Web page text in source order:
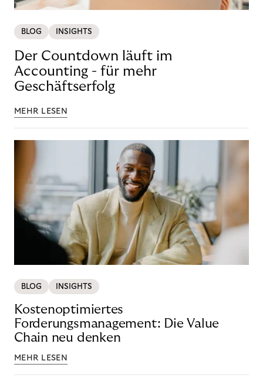
BLOG INSIGHTS
Der Countdown läuft im
Accounting - für mehr
Geschäftserfolg
MEHR LESEN
BLOG INSIGHTS
Kostenoptimiertes
Forderungsmanagement: Die Value
Chain neu denken
MEHR LESEN